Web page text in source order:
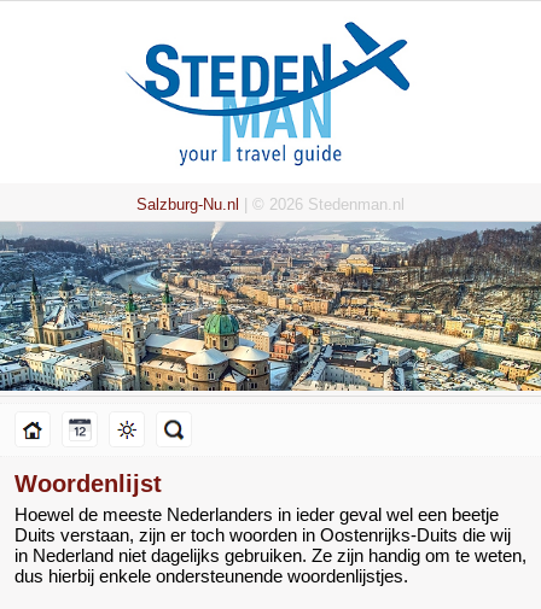
Salzburg-Nu.nl | © 2026 Stedenman.nl
Woordenlijst
Hoewel de meeste Nederlanders in ieder geval wel een beetje
Duits verstaan, zijn er toch woorden in Oostenrijks-Duits die wij
in Nederland niet dagelijks gebruiken. Ze zijn handig om te weten,
dus hierbij enkele ondersteunende woordenlijstjes.